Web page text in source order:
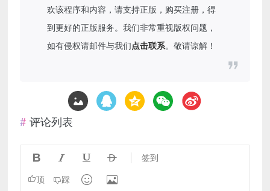
欢该程序和内容，请支持正版，购买注册，得
到更好的正版服务。我们非常重视版权问题，
如有侵权请邮件与我们点击联系。敬请谅解！
评论列表
    签到
顶 踩  